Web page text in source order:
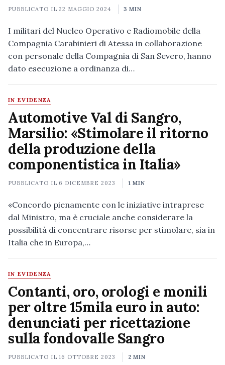
PUBBLICATO IL22 MAGGIO 2024 3 MIN
I militari del Nucleo Operativo e Radiomobile della
Compagnia Carabinieri di Atessa in collaborazione
con personale della Compagnia di San Severo, hanno
dato esecuzione a ordinanza di…
IN EVIDENZA
Automotive Val di Sangro,
Marsilio: «Stimolare il ritorno
della produzione della
componentistica in Italia»
PUBBLICATO IL 6 DICEMBRE 2023 1 MIN
«Concordo pienamente con le iniziative intraprese
dal Ministro, ma è cruciale anche considerare la
possibilità di concentrare risorse per stimolare, sia in
Italia che in Europa,…
IN EVIDENZA
Contanti, oro, orologi e monili
per oltre 15mila euro in auto:
denunciati per ricettazione
sulla fondovalle Sangro
PUBBLICATO IL16 OTTOBRE 2023 2 MIN